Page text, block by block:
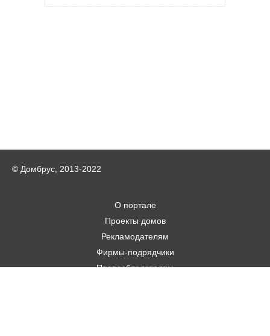
© Домбрус, 2013-2022
О портале
Проекты домов
Рекламодателям
Фирмы-подрядчики
Правообладателям